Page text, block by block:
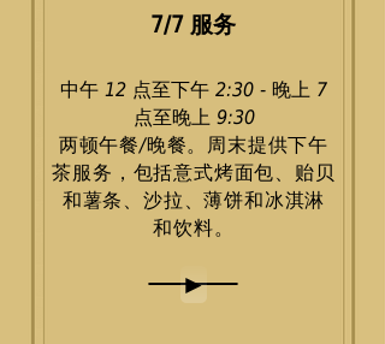
7/7 服务
中午 12 点至下午 2:30 - 晚上 7
点至晚上 9:30
两顿午餐/晚餐。周末提供下午
茶服务，包括意式烤面包、贻贝
和薯条、沙拉、薄饼和冰淇淋
和饮料。
►